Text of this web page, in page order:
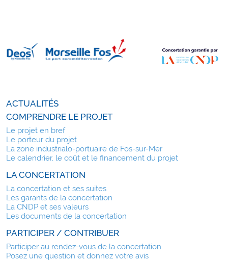
ACTUALITÉS
COMPRENDRE LE PROJET
Le projet en bref
Le porteur du projet
La zone industrialo-portuaire de Fos-sur-Mer
Le calendrier, le coût et le financement du projet
LA CONCERTATION
La concertation et ses suites
Les garants de la concertation
La CNDP et ses valeurs
Les documents de la concertation
PARTICIPER / CONTRIBUER
Participer au rendez-vous de la concertation
Posez une question et donnez votre avis